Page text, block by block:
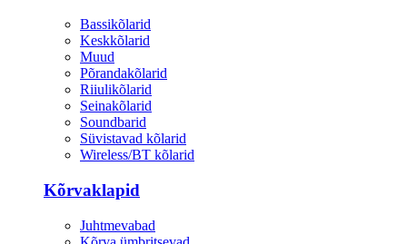
Bassikõlarid
Keskkõlarid
Muud
Põrandakõlarid
Riiulikõlarid
Seinakõlarid
Soundbarid
Süvistavad kõlarid
Wireless/BT kõlarid
Kõrvaklapid
Juhtmevabad